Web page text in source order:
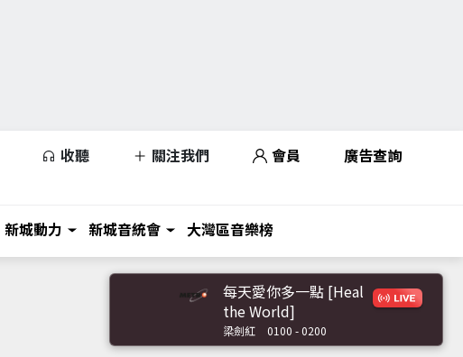
收聽 關注我們 會員 廣告查詢
新城動力 新城音統會 大灣區音樂榜
每天愛你多一點 [Heal
the World]
梁劍紅 0100 - 0200